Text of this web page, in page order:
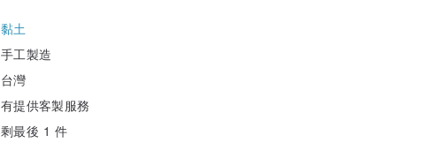
黏土
手工製造
台灣
有提供客製服務
剩最後 1 件